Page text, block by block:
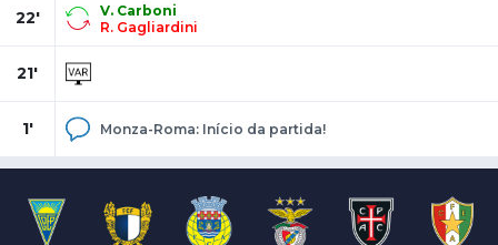
22'
V. Carboni
R. Gagliardini
21'
1' Monza-Roma: Início da partida!